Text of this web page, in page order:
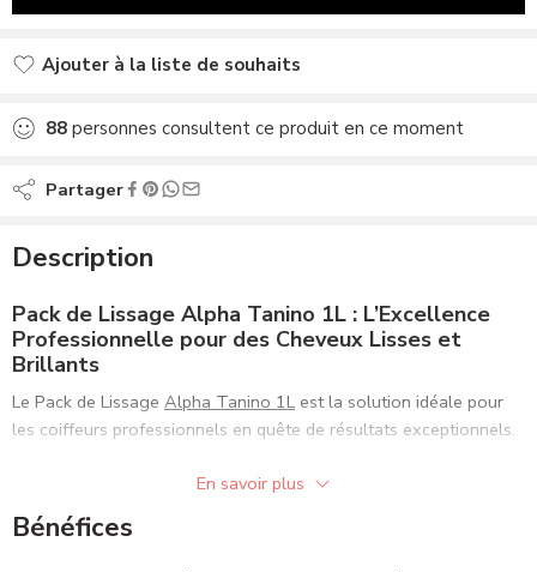
Ajouter à la liste de souhaits
88 personnes consultent ce produit en ce moment
Partager
Description
Pack de Lissage Alpha Tanino 1L : L’Excellence
Professionnelle pour des Cheveux Lisses et
Brillants
Le Pack de Lissage Alpha Tanino 1Lest la solution idéale pour
les coiffeurs professionnels en quête de résultats exceptionnels.
Conçu pour transformer les cheveux frisés, bouclés ou
révolutionnaire au Tanino et un masque fixateur pour offrir une
En savoir plus
Bénéfices